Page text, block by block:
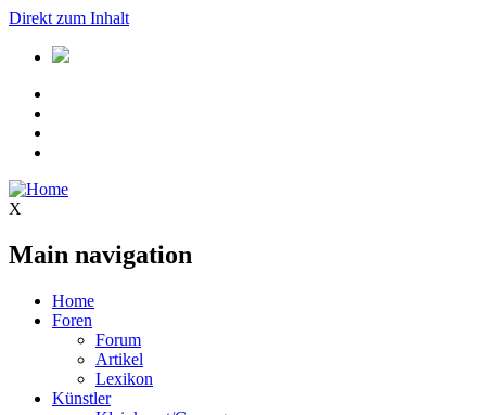
Direkt zum Inhalt
X
Main navigation
Home
Foren
Forum
Artikel
Lexikon
Künstler